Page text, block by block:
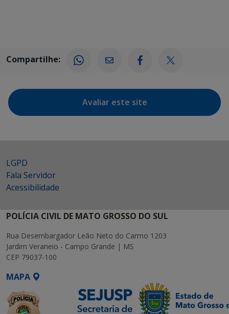
Compartilhe:
Avaliar este site
LGPD
Fala Servidor
Acessibilidade
POLÍCIA CIVIL DE MATO GROSSO DO SUL
Rua Desembargador Leão Neto do Carmo 1203
Jardim Veraneio - Campo Grande | MS
CEP 79037-100
MAPA